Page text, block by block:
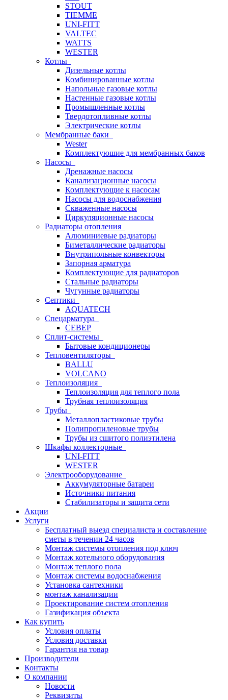
STOUT
TIEMME
UNI-FITT
VALTEC
WATTS
WESTER
Котлы
Дизельные котлы
Комбинированные котлы
Напольные газовые котлы
Настенные газовые котлы
Промышленные котлы
Твердотопливные котлы
Электрические котлы
Мембранные баки
Wester
Комплектуюшие для мембранных баков
Насосы
Дренажные насосы
Канализационные насосы
Комплектующие к насосам
Насосы для водоснабжения
Скваженные насосы
Циркуляционные насосы
Радиаторы отопления
Алюминиевые радиаторы
Биметаллические радиаторы
Внутрипольные конвекторы
Запорная арматура
Комплектующие для радиаторов
Стальные радиаторы
Чугунные радиаторы
Септики
AQUATECH
Спецарматура
СЕВЕР
Сплит-системы
Бытовые кондиционеры
Тепловентиляторы
BALLU
VOLCANO
Теплоизоляция
Теплоизоляция для теплого пола
Трубная теплоизоляция
Трубы
Металлопластиковые трубы
Полипропиленовые трубы
Трубы из сшитого полиэтилена
Шкафы коллекторные
UNI-FITT
WESTER
Электрооборудование
Аккумуляторные батареи
Источники питания
Стабилизаторы и защита сети
Акции
Услуги
Бесплатный выезд специалиста и составление
сметы в течении 24 часов
Монтаж системы отопления под ключ
Монтаж котельного оборудования
Монтаж теплого пола
Монтаж системы водоснабжения
Установка сантехники
монтаж канализации
Проектирование систем отопления
Газификация объекта
Как купить
Условия оплаты
Условия доставки
Гарантия на товар
Производители
Контакты
О компании
Новости
Реквизиты